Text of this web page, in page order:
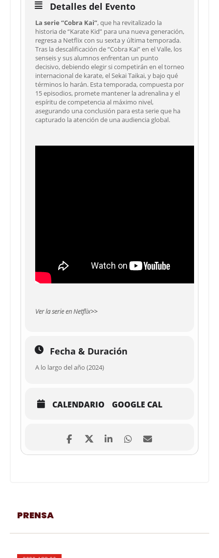
Detalles del Evento
La serie “Cobra Kai”, que ha revitalizado la
historia de “Karate Kid” para una nueva generación,
regresa a Netflix con su sexta y última temporada.
Tras la descalificación de “Cobra Kai” en el Valle, los
senseis y sus alumnos enfrentan un punto
decisivo, debiendo elegir si competirán en el torneo
internacional de karate, el Sekai Taikai, y bajo qué
términos lo harán. Esta temporada, compuesta por
15 episodios, promete mantener la adrenalina y el
espíritu de competencia al máximo nivel,
asegurando una conclusión para esta serie que ha
capturado la atención de una audiencia global.
Ver la serie en Netflix>>
Fecha & Duración
A lo largo del año (2024)
CALENDARIO GOOGLE CAL
PRENSA